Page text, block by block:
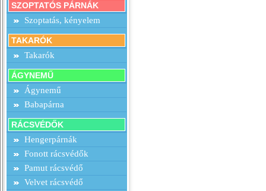
SZOPTATÓS PÁRNÁK
Szoptatás, kényelem
TAKARÓK
Takarók
ÁGYNEMŰ
Ágynemű
Babapárna
RÁCSVÉDŐK
Hengerpárnák
Fonott rácsvédők
Pamut rácsvédő
Velvet rácsvédő